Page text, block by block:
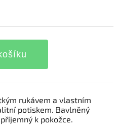
rukávem a vlastním
potiskem. Bavlněný
k pokožce.